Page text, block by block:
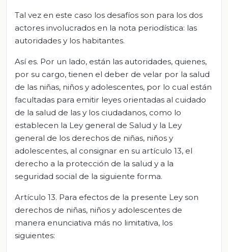
Tal vez en este caso los desafíos son para los dos
actores involucrados en la nota periodística: las
autoridades y los habitantes.
Así es. Por un lado, están las autoridades, quienes,
por su cargo, tienen el deber de velar por la salud
de las niñas, niños y adolescentes, por lo cual están
facultadas para emitir leyes orientadas al cuidado
de la salud de las y los ciudadanos, como lo
establecen la Ley general de Salud y la Ley
general de los derechos de niñas, niños y
adolescentes, al consignar en su artículo 13, el
derecho a la protección de la salud y a la
seguridad social de la siguiente forma.
Artículo 13. Para efectos de la presente Ley son
derechos de niñas, niños y adolescentes de
manera enunciativa más no limitativa, los
siguientes: